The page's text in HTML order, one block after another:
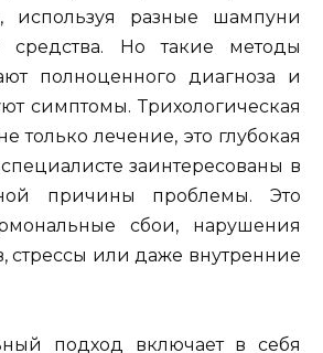
используя разные шампуни
Но такие методы
полноценного диагноза и
симптомы. Трихологическая
только лечение, это глубокая
заинтересованы в
причины проблемы. Это
сбои, нарушения
стрессы или даже внутренние
подход включает в себя